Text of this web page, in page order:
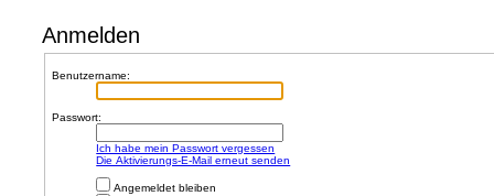
Anmelden
Benutzername:
Passwort:
Ich habe mein Passwort vergessen
Die Aktivierungs-E-Mail erneut senden
Angemeldet bleiben